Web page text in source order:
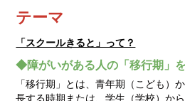
テーマ
「スクールきると」って？
◆障がいがある人の「移行期」を
「移行期」とは、青年期（こども）
長する時期または、学生（学校）か